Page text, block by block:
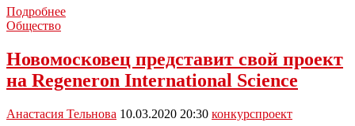
ПодробнееНовомосковск
город
Общество
Новомосковец представит свой проект
на Regeneron International Science
Анастасия Тельнова 10.03.2020 20:30 конкурспроект